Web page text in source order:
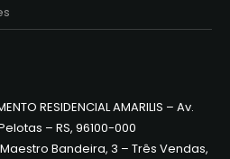
RESIDENCIAL AMARILIS – Av.
– RS, 96100-000
Bandeira, 3 – Três Vendas,